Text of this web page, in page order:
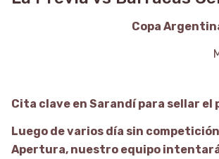
Copa
Cita clave en Sarandí para sellar el
Luego de varios día sin
Apertura, nuestro equipo